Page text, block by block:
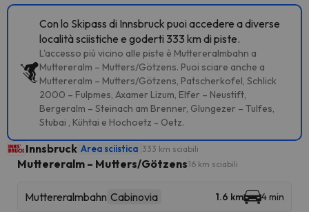
Con lo Skipass di Innsbruck puoi accedere a diverse
località sciistiche e goderti 333 km di piste.
L'accesso più vicino alle piste è Muttereralmbahn a
Muttereralm – Mutters/Götzens. Puoi sciare anche a
Muttereralm – Mutters/Götzens, Patscherkofel, Schlick
2000 – Fulpmes, Axamer Lizum, Elfer – Neustift,
Bergeralm – Steinach am Brenner, Glungezer – Tulfes,
Stubai , Kühtai e Hochoetz - Oetz.
Innsbruck Area sciistica 333 km sciabili
Muttereralm – Mutters/Götzens16 km sciabili
Muttereralmbahn Cabinovia 1.6 km 4 min